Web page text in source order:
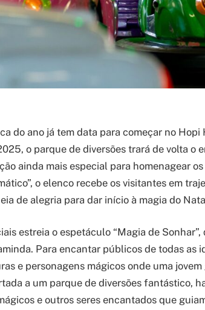
do ano já tem data para começar no Hopi
o parque de diversões trará de volta o
ainda mais especial para homenagear
o elenco recebe os visitantes em
de alegria para dar início à magia do
estreia o espetáculo “Magia de
Para encantar públicos de todas as
e personagens mágicos onde uma
a um parque de diversões fantástico,
e outros seres encantados que